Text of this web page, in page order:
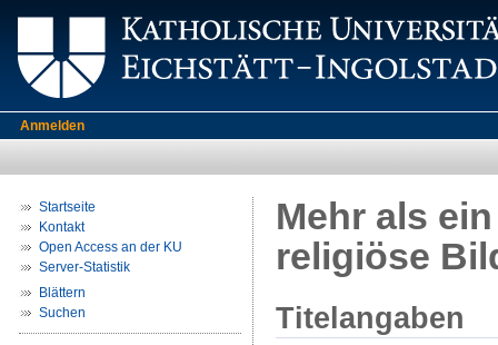
Anmelden
Startseite
Kontakt
Open Access an der KU
Server-Statistik
Blättern
Suchen
Mehr als
religiöse
Titelangaben